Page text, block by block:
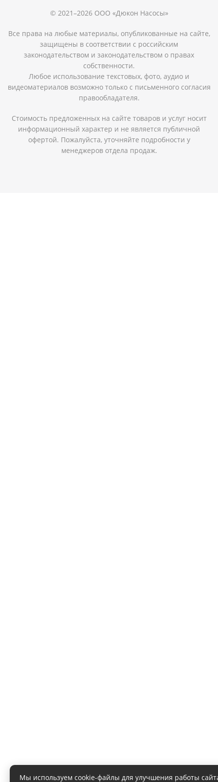
© 2021–2026 ООО «Дюкон Насосы»
Все права на любые материалы, опубликованные на сайте,
защищены в соответствии с российским
законодательством и законодательством о правах
собственности.
Любое использование текстовых, фото, аудио и
видеоматериалов возможно только с письменного согласия
правообладателя.
Стоимость предложенных на сайте товаров и услуг носит
информационный характер и не является публичной
офертой. Пожалуйста, уточняйте подробности у
менеджеров отдела продаж.
Мы используем cookie-файлы для улучшения работы